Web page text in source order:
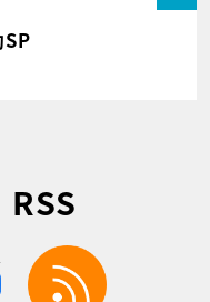
facebook